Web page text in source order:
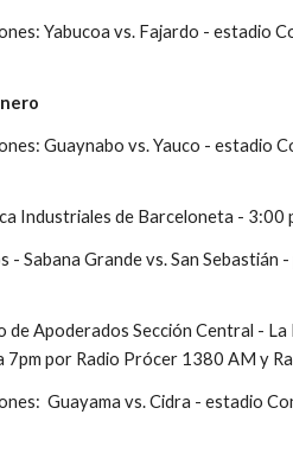
Yabucoa vs. Fajardo - estadio
Guaynabo vs. Yauco - estadio
Industriales de Barceloneta - 3:00
- Sabana Grande vs. San Sebastián
de Apoderados Sección Central -
7pm por Radio Prócer 1380 AM y
Guayama vs. Cidra - estadio